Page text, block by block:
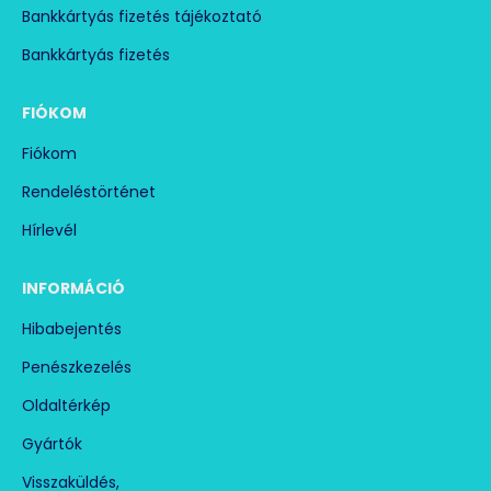
mobilklímát most és készítse fel otthonát az előttünk álló forró
napokra!
Bankkártyás fizetés tájékoztató
Bankkártyás fizetés
FIÓKOM
Fiókom
Rendeléstörténet
Hírlevél
INFORMÁCIÓ
Hibabejentés
Penészkezelés
Oldaltérkép
Gyártók
Visszaküldés,